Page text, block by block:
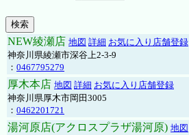
NEW綾瀬店 地図 詳細 お気に入り店舗登録
神奈川県綾瀬市深谷上2-3-9
： 0467795279
厚木本店 地図 詳細 お気に入り店舗登録
神奈川県厚木市岡田3005
： 0462201721
湯河原店(アクロスプラザ湯河原) 地図